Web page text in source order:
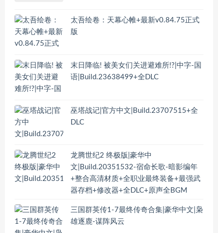
太吾绘卷：天幕心帷+最新v0.84.75正式
版
末日降临! 被美女们关进避难所!?|中字-国
语|Build.23638499+全DLC
巫塔战记|官方中文|Build.23707515+全
DLC
龙腾世纪2 终极版|豪华中
文|Build.20351532-宿命长歌-暗影编年
+整合高清材质+全职业最终装备+最强武
器存档+修改器+全DLC+原声全BGM
三国群英传1-7最终传奇合集|豪华中文|枭
雄逐鹿-谋阵风云